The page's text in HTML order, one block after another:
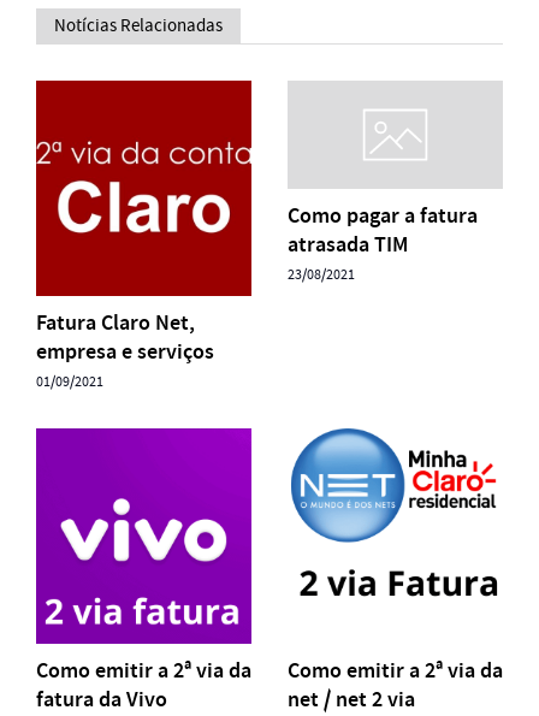
Notícias Relacionadas
Fatura Claro Net,
empresa e serviços
01/09/2021
Como pagar a fatura
atrasada TIM
23/08/2021
Como emitir a 2ª via da
fatura da Vivo
Como emitir a 2ª via da
net / net 2 via